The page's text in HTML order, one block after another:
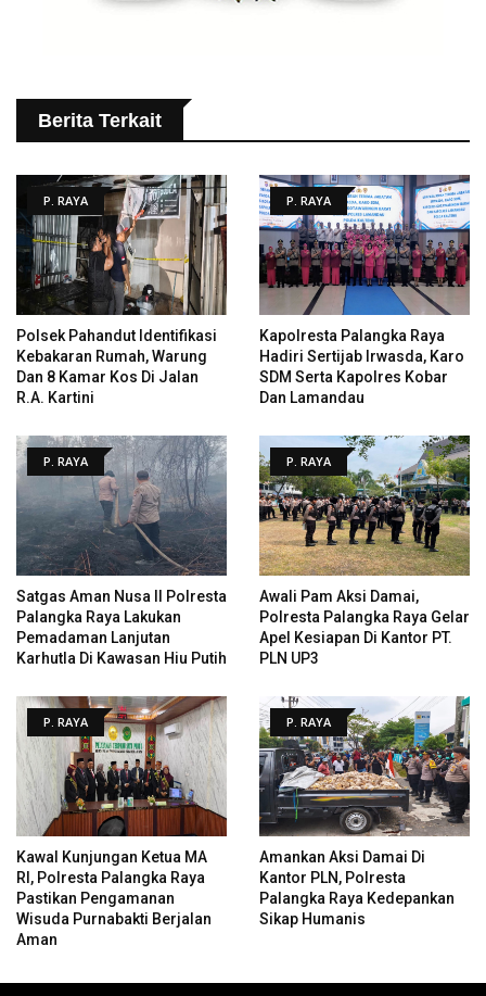
Berita Terkait
P. RAYA
Polsek Pahandut Identifikasi
Kebakaran Rumah, Warung
Dan 8 Kamar Kos Di Jalan
R.A. Kartini
P. RAYA
Kapolresta Palangka Raya
Hadiri Sertijab Irwasda, Karo
SDM Serta Kapolres Kobar
Dan Lamandau
P. RAYA
Satgas Aman Nusa II Polresta
Palangka Raya Lakukan
Pemadaman Lanjutan
Karhutla Di Kawasan Hiu Putih
P. RAYA
Awali Pam Aksi Damai,
Polresta Palangka Raya Gelar
Apel Kesiapan Di Kantor PT.
PLN UP3
P. RAYA
Kawal Kunjungan Ketua MA
RI, Polresta Palangka Raya
Pastikan Pengamanan
Wisuda Purnabakti Berjalan
Aman
P. RAYA
Amankan Aksi Damai Di
Kantor PLN, Polresta
Palangka Raya Kedepankan
Sikap Humanis